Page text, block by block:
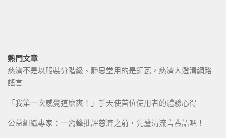
熱門文章
慈濟不是以服裝分階級、靜思堂用的是銅瓦，慈濟人澄清網路
謠言
「我第一次感覺這麼爽！」手天使首位使用者的體驗心得
公益組織專家：一窩蜂批評慈濟之前，先釐清流言蜚語吧！